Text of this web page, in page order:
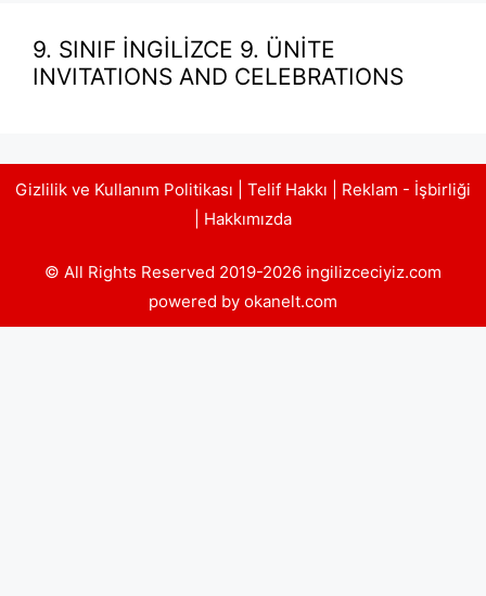
9. SINIF İNGİLİZCE 9. ÜNİTE
INVITATIONS AND CELEBRATIONS
Gizlilik ve Kullanım Politikası Telif Hakkı
Reklam - İşbirliği
Hakkımızda
© All Rights Reserved 2019-2026 ingilizceciyiz.com
powered by okanelt.com